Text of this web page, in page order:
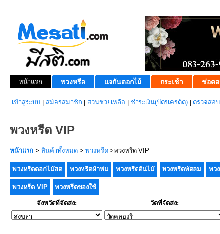
หน้าแรก พวงหรีด แจกันดอกไม้ กระเช้า ช่อดอ
เข้าสู่ระบบ สมัครสมาชิก ส่วนช่วยเหลือ ชำระเงิน(บัตรเครดิต) ตรวจสอ
พวงหรีด VIP
หน้าแรก > สินค้าทั้งหมด > พวงหรีด >พวงหรีด VIP
พวงหรีดดอกไม้สด พวงหรีดผ้าห่ม พวงหรีดต้นไม้ พวงหรีดพัดลม พว
พวงหรีด VIP พวงหรีดของใช้
จังหวัดที่จัดส่ง: วัดที่จัดส่ง: